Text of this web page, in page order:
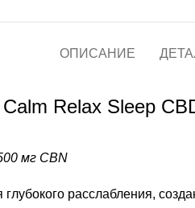
ОПИСАНИЕ
Relax Sleep
мг CBN
расслабления,